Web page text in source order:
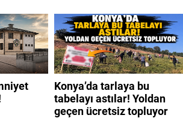
Konya’da tarlaya bu
tabelayı astılar! Yoldan
geçen ücretsiz topluyor